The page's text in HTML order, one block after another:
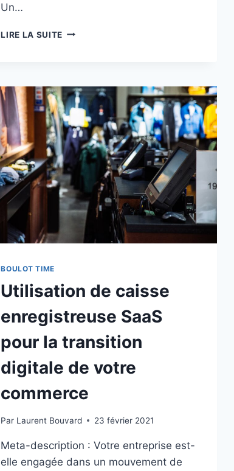
Un…
LIRE LA SUITE SOLUTIONS
IL
IMPLÉMENTER ?
BOULOT TIME
Utilisation de caisse
enregistreuse SaaS
pour la transition
digitale de votre
commerce
Par Laurent Bouvard 23 février 2021
Meta-description : Votre entreprise est-
elle engagée dans un mouvement de